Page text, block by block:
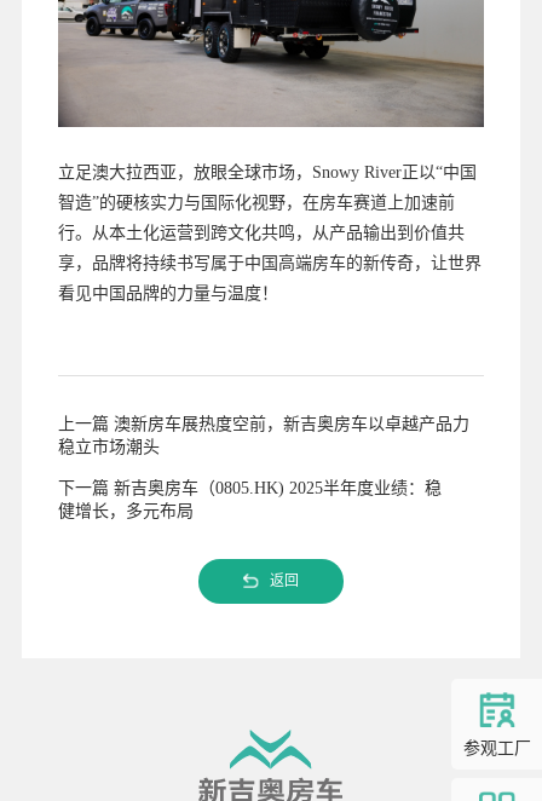
参观工厂
立足澳大拉西亚，放眼全球市场，Snowy River正以“中国
智造”的硬核实力与国际化视野，在房车赛道上加速前
行。从本土化运营到跨文化共鸣，从产品输出到价值共
享，品牌将持续书写属于中国高端房车的新传奇，让世界
看见中国品牌的力量与温度！
上一篇 澳新房车展热度空前，新吉奥房车以卓越产品力
稳立市场潮头
下一篇 新吉奥房车（0805.HK) 2025半年度业绩：稳
健增长，多元布局
返回